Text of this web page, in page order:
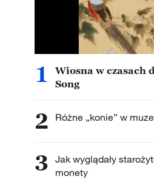
1
Wiosna w czasach
Song
2 Różne „konie” w
3 Jak wyglądały
monety